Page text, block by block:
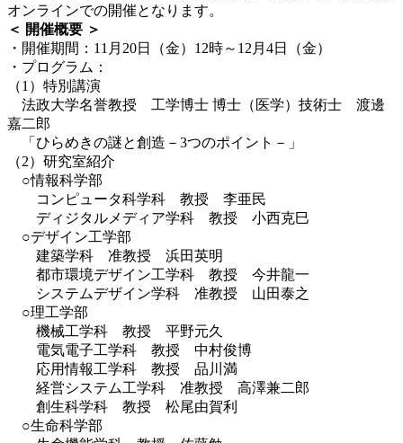
オンラインでの開催となります。
＜ 開催概要 ＞
・開催期間：11月20日（金）12時～12月4日（金）
・プログラム：
（1）特別講演
法政大学名誉教授 工学博士 博士（医学）技術士 渡邊
嘉二郎
「ひらめきの謎と創造－3つのポイント－」
（2）研究室紹介
○情報科学部
コンピュータ科学科 教授 李亜民
ディジタルメディア学科 教授 小西克巳
○デザイン工学部
建築学科 准教授 浜田英明
都市環境デザイン工学科 教授 今井龍一
システムデザイン学科 准教授 山田泰之
○理工学部
機械工学科 教授 平野元久
電気電子工学科 教授 中村俊博
応用情報工学科 教授 品川満
経営システム工学科 准教授 高澤兼二郎
創生科学科 教授 松尾由賀利
○生命科学部